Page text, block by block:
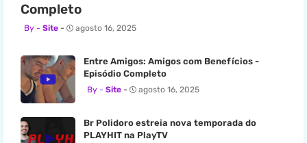
Completo
Site agosto 16, 2025
Entre Amigos: Amigos com Benefícios -
Episódio Completo
Site agosto 16, 2025
Br Polidoro estreia nova temporada do
PLAYHIT na PlayTV